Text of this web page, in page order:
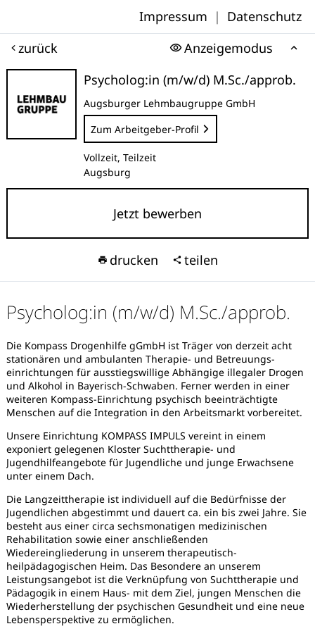
Impressum | Datenschutz
zurück
Anzeigemodus
Psycholog:in (m/w/d) M.Sc./approb.
Augsburger Lehmbaugruppe GmbH
Zum Arbeitgeber-Profil
Vollzeit, Teilzeit
Augsburg
Jetzt bewerben
drucken teilen
Psycholog:in (m/w/d) M.Sc./approb.
Die Kompass Drogenhilfe gGmbH ist Träger von derzeit acht
stationären und ambulanten Therapie- und Betreuungs-
einrichtungen für ausstiegswillige Abhängige illegaler Drogen
und Alkohol in Bayerisch-Schwaben. Ferner werden in einer
weiteren Kompass-Einrichtung psychisch beeinträchtigte
Menschen auf die Integration in den Arbeitsmarkt vorbereitet.
Unsere Einrichtung KOMPASS IMPULS vereint in einem
exponiert gelegenen Kloster Suchttherapie- und
Jugendhilfeangebote für Jugendliche und junge Erwachsene
unter einem Dach.
Die Langzeittherapie ist individuell auf die Bedürfnisse der
Jugendlichen abgestimmt und dauert ca. ein bis zwei Jahre. Sie
besteht aus einer circa sechsmonatigen medizinischen
Rehabilitation sowie einer anschließenden
Wiedereingliederung in unserem therapeutisch-
heilpädagogischen Heim. Das Besondere an unserem
Leistungsangebot ist die Verknüpfung von Suchttherapie und
Pädagogik in einem Haus- mit dem Ziel, jungen Menschen die
Wiederherstellung der psychischen Gesundheit und eine neue
Lebensperspektive zu ermöglichen.
Karte anzeigen